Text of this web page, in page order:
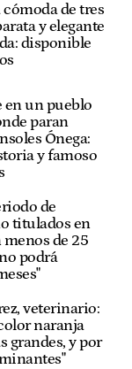
cómoda de tres
y elegante
disponible
en un pueblo
paran
Ónega:
y famoso
de
titulados en
de 25
podrá
veterinario:
naranja
grandes, y por